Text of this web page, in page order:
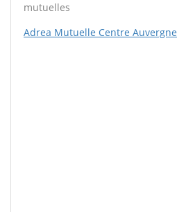
mutuelles
Adrea Mutuelle Centre Auvergne